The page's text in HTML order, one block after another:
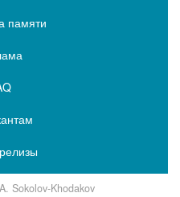
памяти
Sokolov-Khodakov